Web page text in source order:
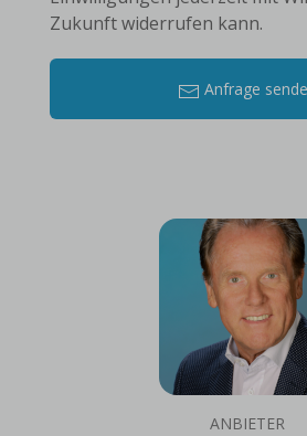
Zukunft widerrufen kann.
Anfrage
ANBIETER